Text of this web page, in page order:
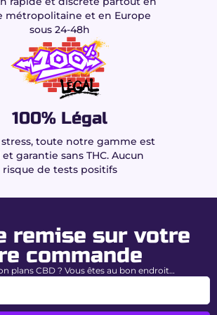
Indica dominante
x Hindu Kush)
15 %
40 %(Haute puissance)
Mangue, Fruits exotiques, Pin &
Soirée / Relaxation intense
choisir la Mango
métropolitaine et en Europe
sous 24-48h
100% Légal
stress, toute notre gamme est
garantie sans THC. Aucun
risque de tests positifs
remise sur votre
commande
plans CBD ? Vous êtes au bon endroit…